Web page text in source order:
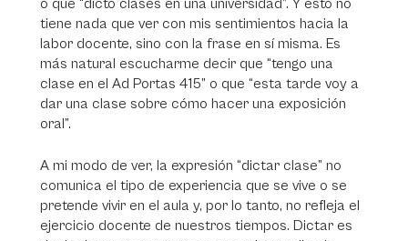
o que “dicto clases en una universidad”. Y esto no
tiene nada que ver con mis sentimientos hacia la
labor docente, sino con la frase en sí misma. Es
más natural escucharme decir que “tengo una
clase en el Ad Portas 415” o que “esta tarde voy a
dar una clase sobre cómo hacer una exposición
oral”.
A mi modo de ver, la expresión “dictar clase” no
comunica el tipo de experiencia que se vive o se
pretende vivir en el aula y, por lo tanto, no refleja el
ejercicio docente de nuestros tiempos. Dictar es